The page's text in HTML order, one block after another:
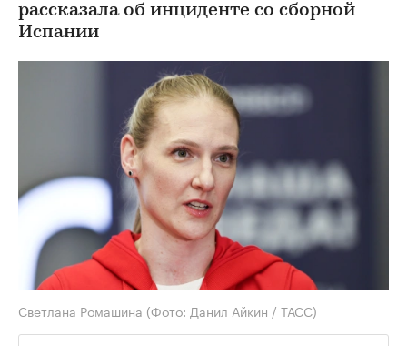
рассказала об инциденте со сборной
Испании
Светлана Ромашина (Фото: Данил Айкин / ТАСС)